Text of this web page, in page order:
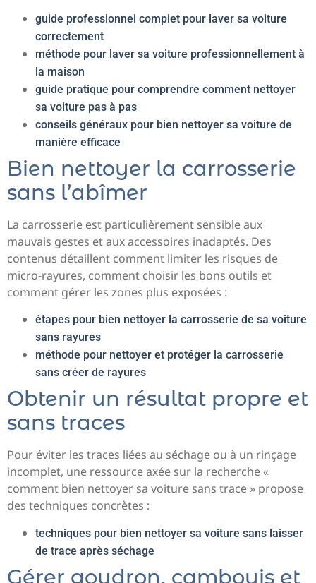
guide professionnel complet pour laver sa voiture
correctement
méthode pour laver sa voiture professionnellement à
la maison
guide pratique pour comprendre comment nettoyer
sa voiture pas à pas
conseils généraux pour bien nettoyer sa voiture de
manière efficace
Bien nettoyer la carrosserie
sans l’abîmer
La carrosserie est particulièrement sensible aux
mauvais gestes et aux accessoires inadaptés. Des
contenus détaillent comment limiter les risques de
micro-rayures, comment choisir les bons outils et
comment gérer les zones plus exposées :
étapes pour bien nettoyer la carrosserie de sa voiture
sans rayures
méthode pour nettoyer et protéger la carrosserie
sans créer de rayures
Obtenir un résultat propre et
sans traces
Pour éviter les traces liées au séchage ou à un rinçage
incomplet, une ressource axée sur la recherche «
comment bien nettoyer sa voiture sans trace » propose
des techniques concrètes :
techniques pour bien nettoyer sa voiture sans laisser
de trace après séchage
Gérer goudron, cambouis et